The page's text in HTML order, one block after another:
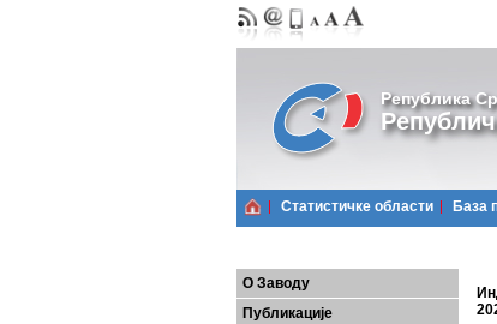
Република
Статистичке области Базa
О Заводу
Публикације